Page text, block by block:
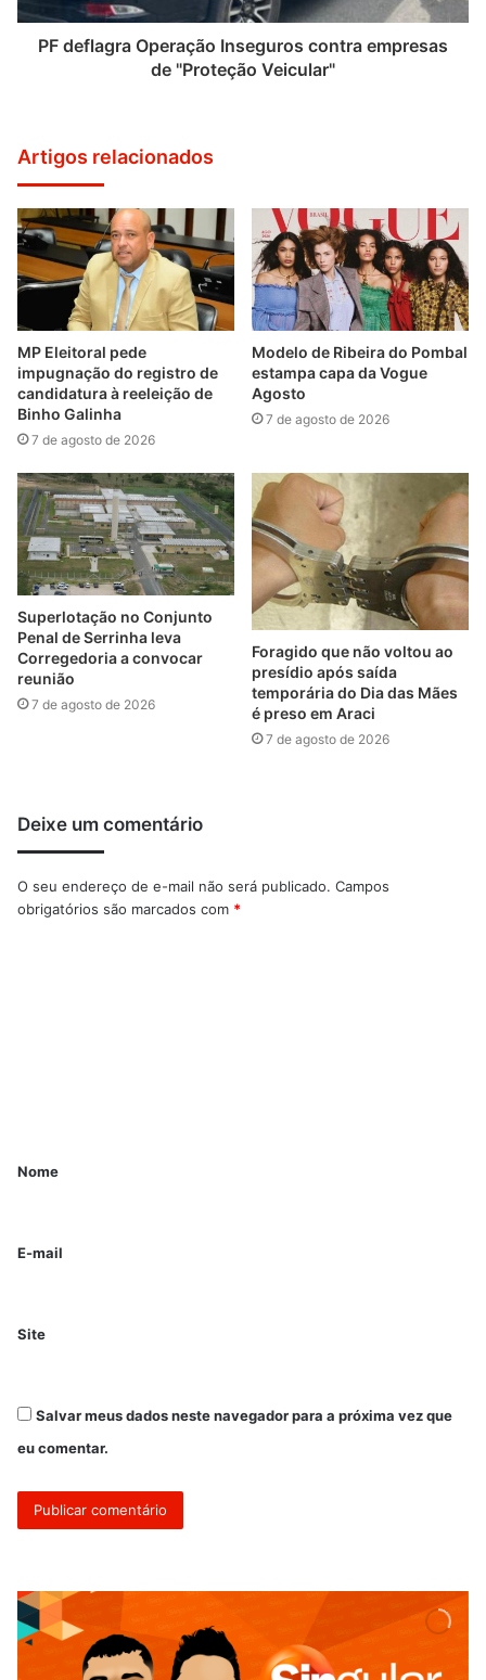
PF deflagra Operação Inseguros contra empresas
de "Proteção Veicular"
Artigos relacionados
MP Eleitoral pede
impugnação do registro de
candidatura à reeleição de
Binho Galinha
7 de agosto de 2026
Modelo de Ribeira do Pombal
estampa capa da Vogue
Agosto
7 de agosto de 2026
Superlotação no Conjunto
Penal de Serrinha leva
Corregedoria a convocar
reunião
7 de agosto de 2026
Foragido que não voltou ao
presídio após saída
temporária do Dia das Mães
é preso em Araci
7 de agosto de 2026
Deixe um comentário
O seu endereço de e-mail não será publicado. Campos
obrigatórios são marcados com *
Nome
E-mail
Site
Salvar meus dados neste navegador para a próxima vez que
eu comentar.